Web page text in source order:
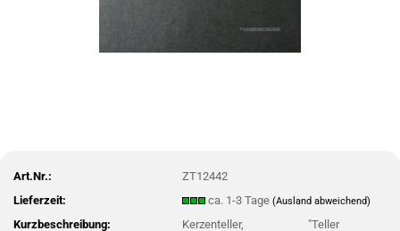
Art.Nr.:
ZT12442
Lieferzeit:
ca. 1-3 Tage(Ausland abweichend)
Kurzbeschreibung:
Kerzenteller, "Teller